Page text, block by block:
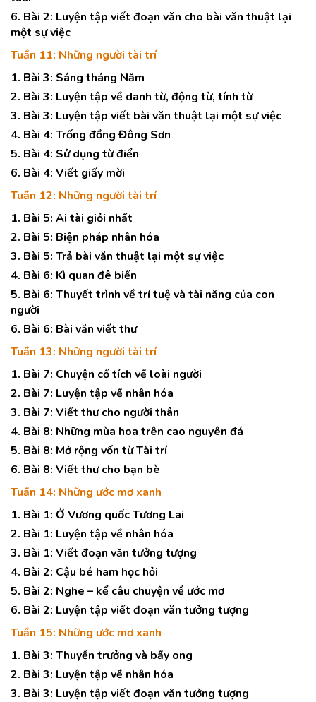
6. Bài 2: Luyện tập viết đoạn văn cho bài văn thuật lại
một sự việc
Tuần 11: Những người tài trí
1. Bài 3: Sáng tháng Năm
2. Bài 3: Luyện tập về danh từ, động từ, tính từ
3. Bài 3: Luyện tập viết bài văn thuật lại một sự việc
4. Bài 4: Trống đồng Đông Sơn
5. Bài 4: Sử dụng từ điển
6. Bài 4: Viết giấy mời
Tuần 12: Những người tài trí
1. Bài 5: Ai tài giỏi nhất
2. Bài 5: Biện pháp nhân hóa
3. Bài 5: Trả bài văn thuật lại một sự việc
4. Bài 6: Kì quan đê biển
5. Bài 6: Thuyết trình về trí tuệ và tài năng của con
người
6. Bài 6: Bài văn viết thư
Tuần 13: Những người tài trí
1. Bài 7: Chuyện cổ tích về loài người
2. Bài 7: Luyện tập về nhân hóa
3. Bài 7: Viết thư cho người thân
4. Bài 8: Những mùa hoa trên cao nguyên đá
5. Bài 8: Mở rộng vốn từ Tài trí
6. Bài 8: Viết thư cho bạn bè
Tuần 14: Những ước mơ xanh
1. Bài 1: Ở Vương quốc Tương Lai
2. Bài 1: Luyện tập về nhân hóa
3. Bài 1: Viết đoạn văn tưởng tượng
4. Bài 2: Cậu bé ham học hỏi
5. Bài 2: Nghe – kể câu chuyện về ước mơ
6. Bài 2: Luyện tập viết đoạn văn tưởng tượng
Tuần 15: Những ước mơ xanh
1. Bài 3: Thuyền trưởng và bầy ong
2. Bài 3: Luyện tập về nhân hóa
3. Bài 3: Luyện tập viết đoạn văn tưởng tượng